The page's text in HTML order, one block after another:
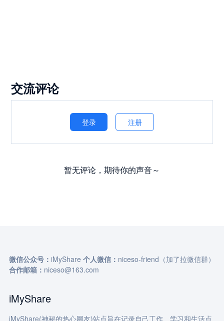
交流评论
登录 注册
暂无评论，期待你的声音～
微信公众号： iMyShare 个人微信： niceso-friend（加了拉微信群）
合作邮箱： niceso@163.com
iMyShare
iMyShare(神秘的热心网友)站点旨在记录自己工作、学习和生活点